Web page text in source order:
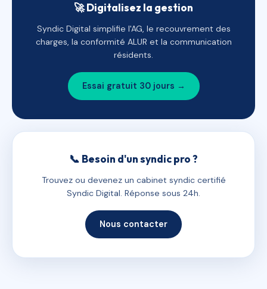
🚀 Digitalisez la gestion
Syndic Digital simplifie l'AG, le recouvrement des
charges, la conformité ALUR et la communication
résidents.
Essai gratuit 30 jours →
📞 Besoin d'un syndic pro ?
Trouvez ou devenez un cabinet syndic certifié
Syndic Digital. Réponse sous 24h.
Nous contacter